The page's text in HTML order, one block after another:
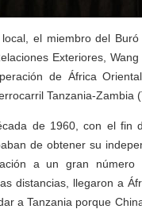
el miembro del
Exteriores,
de África
Tanzania-Zambia
de 1960, con el fin
de obtener su
a un gran
distancias, llegaron a
a Tanzania porque